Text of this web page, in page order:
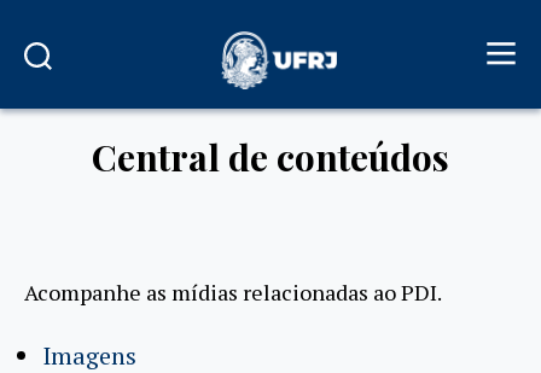
Central de conteúdos
Acompanhe as mídias relacionadas ao PDI.
Imagens